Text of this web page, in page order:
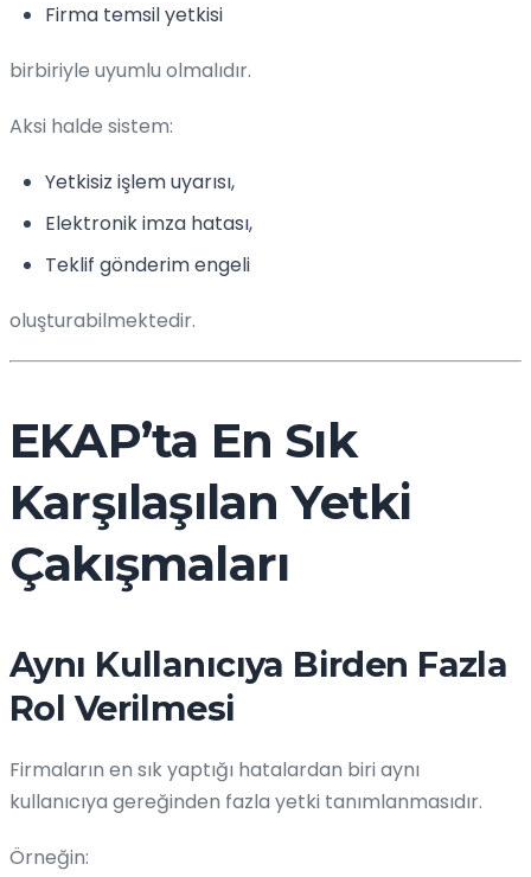
Firma temsil yetkisi
birbiriyle uyumlu olmalıdır.
Aksi halde sistem:
Yetkisiz işlem uyarısı,
Elektronik imza hatası,
Teklif gönderim engeli
oluşturabilmektedir.
EKAP’ta En Sık
Karşılaşılan Yetki
Çakışmaları
Aynı Kullanıcıya Birden Fazla
Rol Verilmesi
Firmaların en sık yaptığı hatalardan biri aynı
kullanıcıya gereğinden fazla yetki tanımlanmasıdır.
Örneğin: